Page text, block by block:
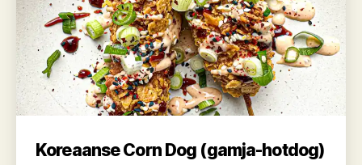
Koreaanse Corn Dog (gamja-hotdog)